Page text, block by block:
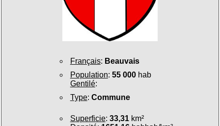
Français: Beauvais
Population: 55 000hab
Gentilé:
Type: Commune
Superficie: 33,31km²